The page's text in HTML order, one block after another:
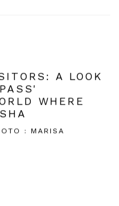
A LOOK
WHERE
: MARISA